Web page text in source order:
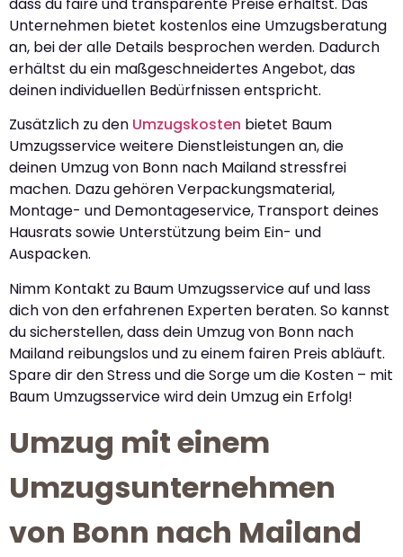
Unternehmen bietet kostenlos eine Umzugsberatung
an, bei der alle Details besprochen werden. Dadurch
erhältst du ein maßgeschneidertes Angebot, das
deinen individuellen Bedürfnissen entspricht.
Zusätzlich zu den Umzugskosten bietet Baum
Umzugsservice weitere Dienstleistungen an, die
deinen Umzug von Bonn nach Mailand stressfrei
machen. Dazu gehören Verpackungsmaterial,
Montage- und Demontageservice, Transport deines
Hausrats sowie Unterstützung beim Ein- und
Auspacken.
Nimm Kontakt zu Baum Umzugsservice auf und lass
dich von den erfahrenen Experten beraten. So kannst
du sicherstellen, dass dein Umzug von Bonn nach
Mailand reibungslos und zu einem fairen Preis abläuft.
Spare dir den Stress und die Sorge um die Kosten – mit
Baum Umzugsservice wird dein Umzug ein Erfolg!
Umzug mit einem
Umzugsunternehmen
von Bonn nach Mailand